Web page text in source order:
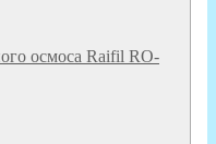
осмоса Raifil RO-